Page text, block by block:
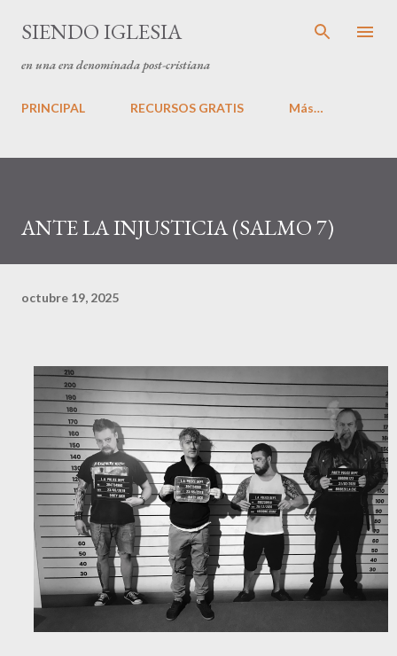
Ir al contenido principal
SIENDO IGLESIA
en una era denominada post-cristiana
PRINCIPAL RECURSOS GRATIS Más…
ANTE LA INJUSTICIA (SALMO 7)
octubre 19, 2025